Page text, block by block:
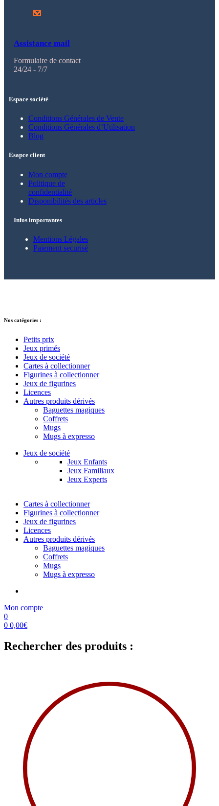
Assistance mail
Formulaire de contact
24/24 - 7/7
Espace société
Conditions Générales de Vente
Conditions Générales d’Utilisation
Blog
Esapce client
Mon compte
Politique de
confidentialité
Disponibilités des articles
Infos importantes
Mentions Légales
Paiement securisé
Nos catégories :
Petits prix
Jeux primés
Jeux de société
Cartes à collectionner
Figurines à collectionner
Jeux de figurines
Licences
Autres produits dérivés
Baguettes magiques
Coffrets
Mugs
Mugs à expresso
Jeux de société
Jeux Enfants
Jeux Familiaux
Jeux Experts
Cartes à collectionner
Figurines à collectionner
Jeux de figurines
Licences
Autres produits dérivés
Baguettes magiques
Coffrets
Mugs
Mugs à expresso
Mon compte
0
0 0,00€
Rechercher des produits :